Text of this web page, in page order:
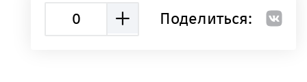
0 Поделиться: